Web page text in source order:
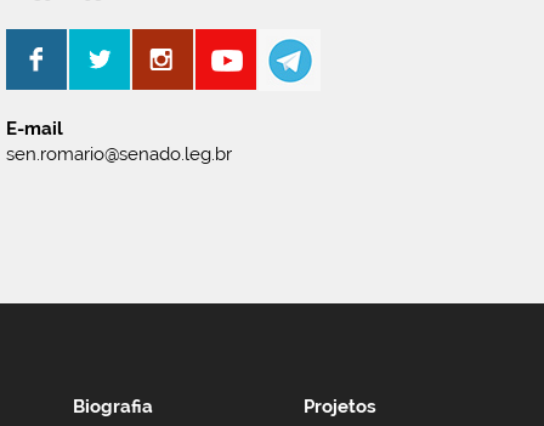
E-mail
sen.romario@senado.leg.br
Biografia
Projetos